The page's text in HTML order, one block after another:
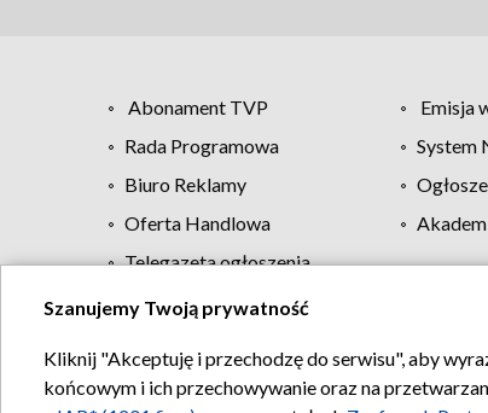
Abonament TVP Emisja
Rada Programowa
System
Biuro Reklamy
Oferta Handlowa
Telegazeta ogłoszenia
Regulamin
Szanujemy Twoją prywatność
Kliknij "Akceptuję i przechodzę do serwisu", aby
końcowym i ich przechowywanie oraz na